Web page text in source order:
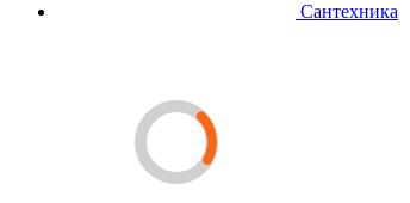
Сантехника